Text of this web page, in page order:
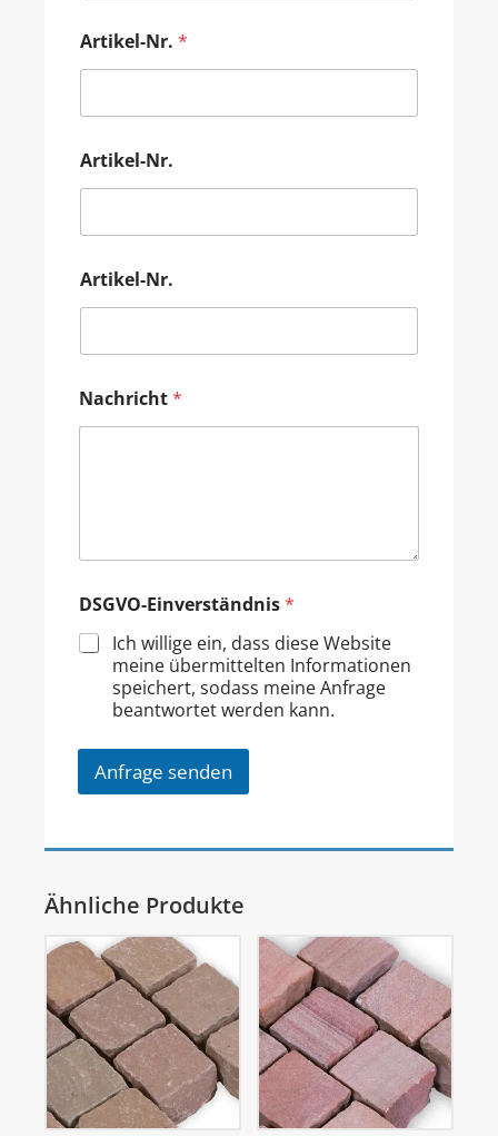
Artikel-Nr. *
Artikel-Nr.
Artikel-Nr.
Nachricht*
DSGVO-Einverständnis*
Ich willige ein, dass diese Website
meine übermittelten Informationen
speichert, sodass meine Anfrage
beantwortet werden kann.
Anfrage senden
Ähnliche Produkte